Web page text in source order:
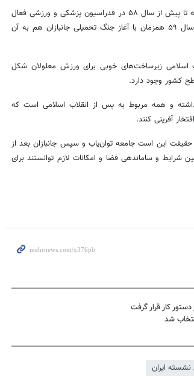
رضایی خاطرنشان کرد: ورزش توان‌یابان تحت عنوان یک کمیته تا پیش از سال ۵۸ در فدراسیون پزشکی و ورزشی فعال
بود اما بعد از سال ۵۸ به شکل یک فدراسیون درآمد و از سال ۵۹ همزمان با آغاز جنگ تحمیلی جانبازان هم به آن
اسلامی زیرساخت‌های خوبی برای ورزش معلولان شکل
داشته و همه مربوط به پس از انقلاب اسلامی است که
آفرینی کنند.
حقیقت این است جامعه توان‌یاب و سپس جانبازان بعد از
شرایط و ساماندهی فضا و امکانات لازم توانستند برای
شد
نشسته ایران